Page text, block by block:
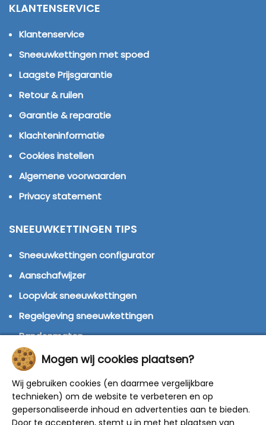
KLANTENSERVICE
Klantenservice
Sneeuwkettingen met spoed
Laagste Prijsgarantie
Retour & ruilen
Garantie & reparatie
Klachteninformatie
Cookies instellen
Algemene voorwaarden
Privacy statement
SNEEUWKETTINGEN TIPS
Sneeuwkettingen configurator
Aanschafwijzer
Loopvlak sneeuwkettingen
Regelgeving sneeuwkettingen
Bandenmaten
Montage handleidingen
Winterbanden
Mogen wij cookies plaatsen?
Wij gebruiken cookies (en daarmee vergelijkbare
technieken) om de website te verbeteren en op
gepersonaliseerde inhoud en advertenties aan te bieden.
Door te accepteren, stemt u in met het plaatsen van